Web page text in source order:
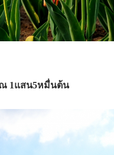
1แสน5หมื่นต้น